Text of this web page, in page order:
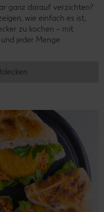
ganz darauf verzichten?
wie einfach es ist,
zu kochen – mit
jeder Menge